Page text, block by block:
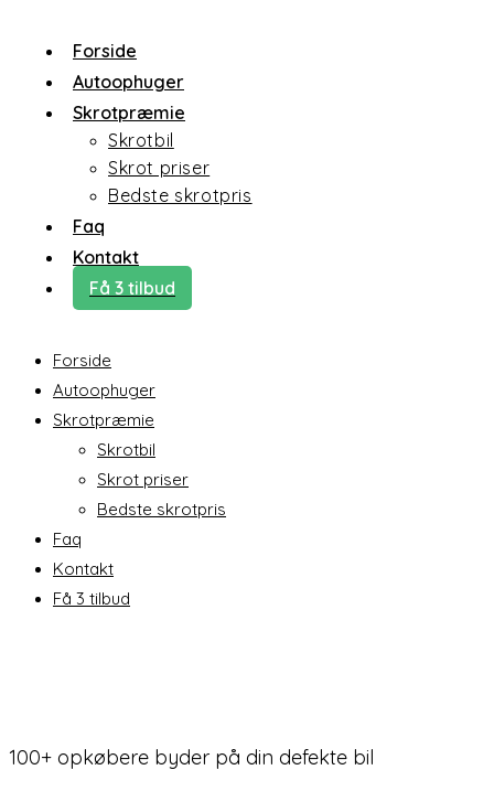
Forside
Autoophuger
Skrotpræmie
Skrotbil
Skrot priser
Bedste skrotpris
Faq
Kontakt
Få 3 tilbud
Forside
Autoophuger
Skrotpræmie
Skrotbil
Skrot priser
Bedste skrotpris
Faq
Kontakt
Få 3 tilbud
100+ opkøbere byder på din defekte bil